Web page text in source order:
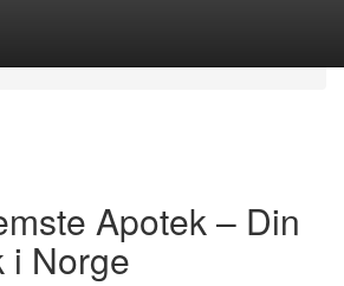
Apotek – Din
i Norge